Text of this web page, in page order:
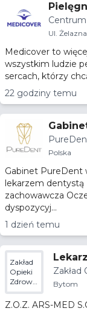
Ul.
Medicover to
wszystkim ludzie
sercach, którzy
22 godziny temu
doncji
Polska
Gabinet PureDent
lekarzem dentystą Praca z zakresu : - stomatologia
zachowawcza Oczekujemy: - umiejętność pracy z dziećmi -
dyspozycyj...
1 dzień temu
Zakład
Opieki
Zdrowotnej
ARS-
MED
Zakład
Bytom
Z.O.Z. ARS-MED S.C. Ul. Elektrownia 18a 41-923